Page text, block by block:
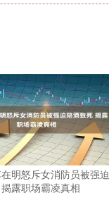
明怒斥女消防员被强迫
露职场霸凌真相